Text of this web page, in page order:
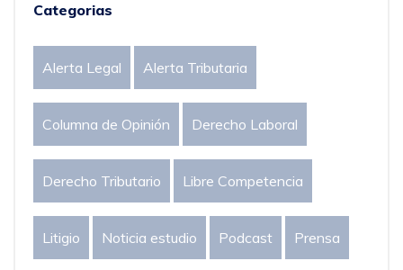
Categorias
Alerta Legal Alerta Tributaria
Columna de Opinión Derecho Laboral
Derecho Tributario Libre Competencia
Litigio Noticia estudio Podcast Prensa